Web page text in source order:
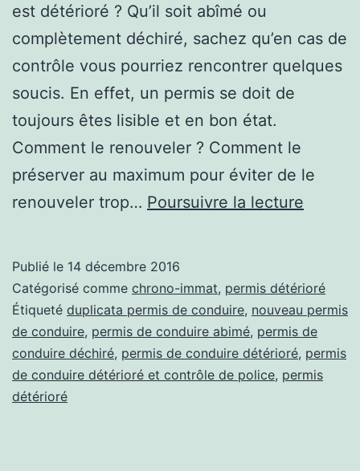
est détérioré ? Qu’il soit abîmé ou
complètement déchiré, sachez qu’en cas de
contrôle vous pourriez rencontrer quelques
soucis. En effet, un permis se doit de
toujours êtes lisible et en bon état.
Comment le renouveler ? Comment le
préserver au maximum pour éviter de le
renouveler trop… Poursuivre la lecture
que
puis-
Publié le 14 décembre 2016
Catégorisé comme chrono-immat, permis détérioré
Étiqueté duplicata permis de conduire, nouveau permis
de conduire, permis de conduire abimé, permis de
conduire déchiré, permis de conduire détérioré, permis
de conduire détérioré et contrôle de police, permis
détérioré